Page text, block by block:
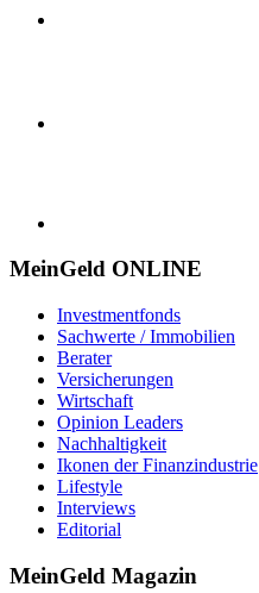
MeinGeld ONLINE
Investmentfonds
Sachwerte / Immobilien
Berater
Versicherungen
Wirtschaft
Opinion Leaders
Nachhaltigkeit
Ikonen der Finanzindustrie
Lifestyle
Interviews
Editorial
MeinGeld Magazin